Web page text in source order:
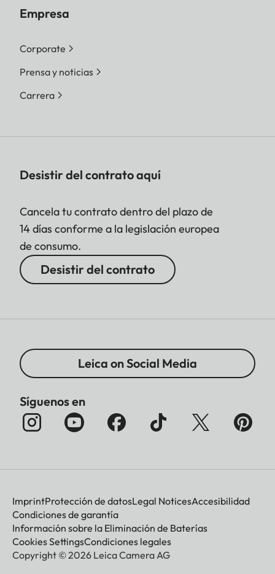
Empresa
Corporate
Prensa y noticias
Carrera
Desistir del contrato aquí
Cancela tu contrato dentro del plazo de
14 días conforme a la legislación europea
de consumo.
Desistir del contrato
Leica on Social Media
Síguenos en
ImprintProtección de datosLegal NoticesAccesibilidad
Condiciones de garantía
Información sobre la Eliminación de Baterías
Cookies SettingsCondiciones legales
Copyright © 2026 Leica Camera AG